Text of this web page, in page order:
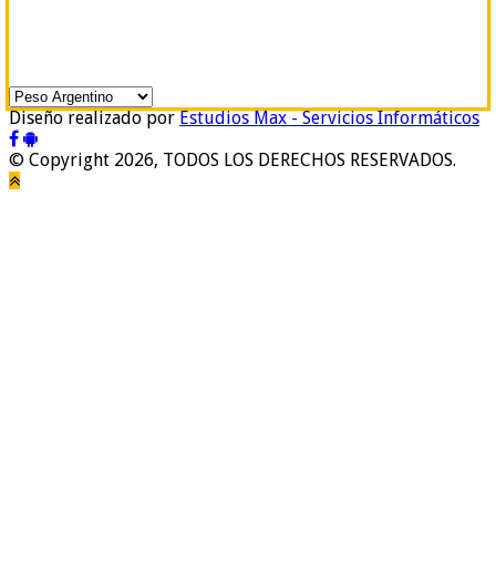
Diseño realizado porEstudios Max - Servicios Informáticos
© Copyright 2026, TODOS LOS DERECHOS RESERVADOS.